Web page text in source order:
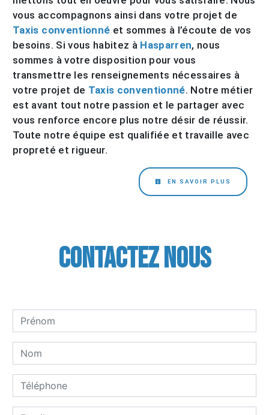
vous accompagnons ainsi dans votre projet de
Taxis conventionné et sommes à l’écoute de vos
besoins. Si vous habitez à Hasparren, nous
sommes à votre disposition pour vous
transmettre les renseignements nécessaires à
votre projet de Taxis conventionné. Notre métier
est avant tout notre passion et le partager avec
vous renforce encore plus notre désir de réussir.
Toute notre équipe est qualifiée et travaille avec
propreté et rigueur.
EN SAVOIR PLUS
Contactez nous